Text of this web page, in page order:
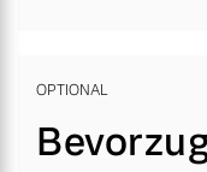
OPTIONAL